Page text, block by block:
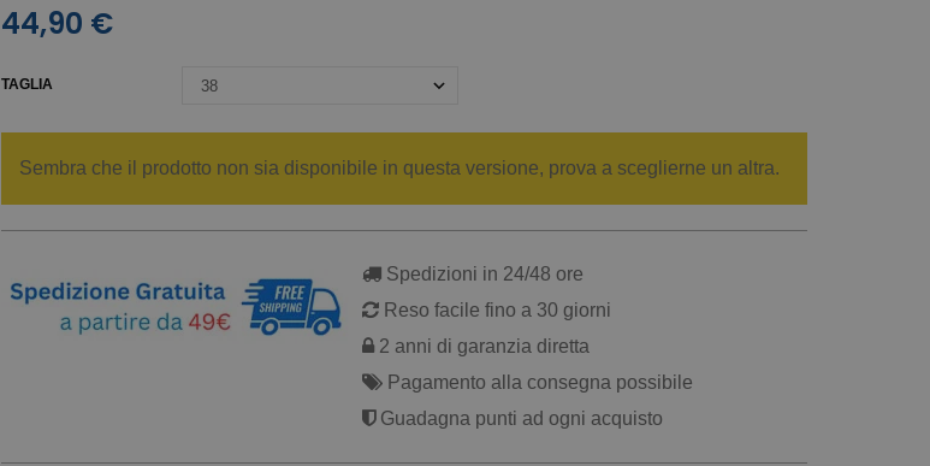
44,90 €
TAGLIA
Sembra che il prodotto non sia disponibile in questa versione, prova a sceglierne un altra.
Spedizioni in 24/48 ore
Reso facile fino a 30 giorni
2 anni di garanzia diretta
Pagamento alla consegna possibile
Guadagna punti ad ogni acquisto